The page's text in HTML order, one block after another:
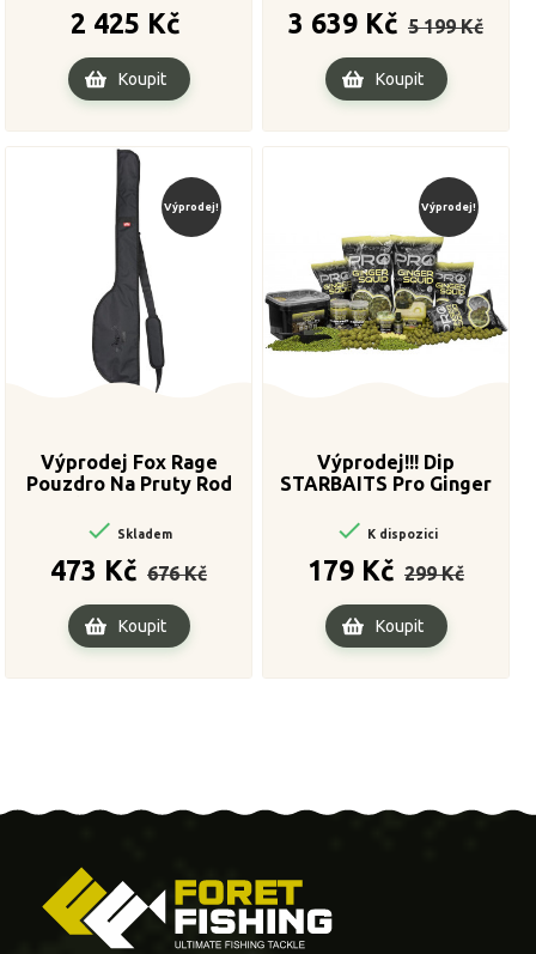
2 425 Kč
Koupit
3 639 Kč
cena
5 199 Kč
Koupit
Výprodej!
Výprodej Fox Rage
Pouzdro Na Pruty Rod
 Skladem
473 Kč
cena
676 Kč
Koupit
Výprodej!
Výprodej!!! Dip
STARBAITS Pro Ginger
 K dispozici
179 Kč
cena
299 Kč
Koupit